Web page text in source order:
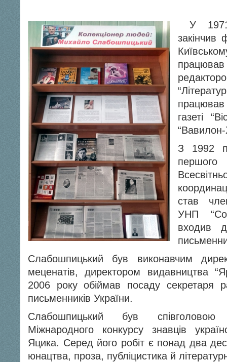
У
закінчив
газеті
“Вавилон-
З 1992
першого
став
УНП
входив
Слабошпицький був виконавчим
меценатів, директором видавництва
2006 року обіймав посаду секретаря
письменників України.
Слабошпицький був співголовою
Міжнародного конкурсу знавців
Яцика. Серед його робіт є понад два
юнацтва, проза, публіцистика й